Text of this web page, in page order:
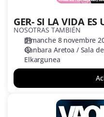
GER- SI LA VIDA ES
NOSOTRAS TAMBIÉN
dimanche 8 novembre
Ganbara Aretoa / Sala
Elkargunea